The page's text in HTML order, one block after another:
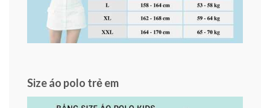
Size áo polo trẻ em